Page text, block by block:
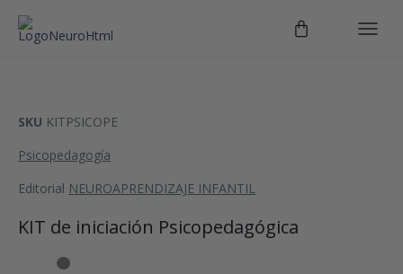
SKU KITPSICOPE
Psicopedagogía
Editorial NEUROAPRENDIZAJE INFANTIL
KIT de iniciación Psicopedagógica